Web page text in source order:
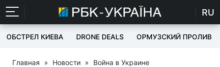
RU
ОБСТРЕЛ КИЕВА DRONE DEALS ОРМУЗСКИЙ ПРОЛИВ
Главная » Новости » Война в Украине